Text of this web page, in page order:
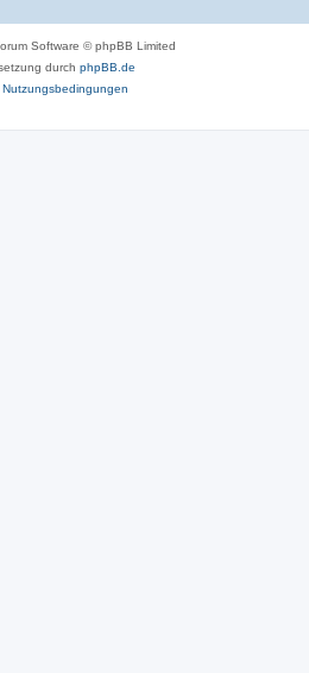
Software © phpBB Limited
durch phpBB.de
Nutzungsbedingungen